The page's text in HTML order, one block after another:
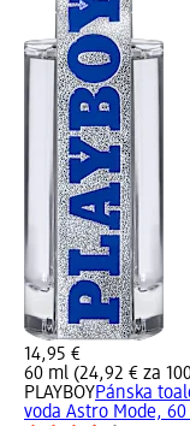
14,95 €
60 ml (24,92 € za
PLAYBOYPánska
voda Astro Mode,